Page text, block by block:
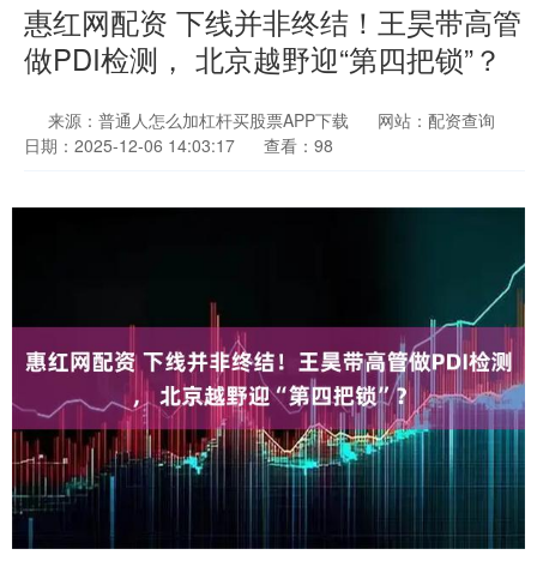
惠红网配资 下线并非终结！王昊带高管
做PDI检测， 北京越野迎“第四把锁”？
来源：普通人怎么加杠杆买股票APP下载
网站：配资查询
日期：2025-12-06 14:03:17
查看：98